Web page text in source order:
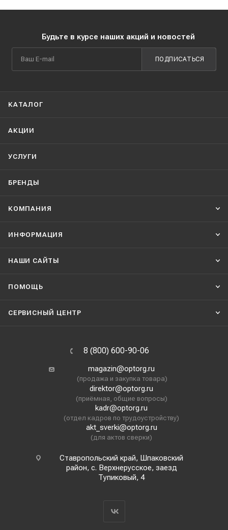
Будьте в курсе наших акций и новостей
ПОДПИСАТЬСЯ
КАТАЛОГ
АКЦИИ
УСЛУГИ
БРЕНДЫ
КОМПАНИЯ
ИНФОРМАЦИЯ
НАШИ CАЙТЫ
ПОМОЩЬ
СЕРВИСНЫЙ ЦЕНТР
8 (800) 600-90-06
magazin@optorg.ru
(продажа и закупка товара)
direktor@optorg.ru
(приёмная, общие вопросы)
kadr@optorg.ru
(отдел кадров по трудоустройству)
akt_sverki@optorg.ru
(для актов сверки)
Ставропольский край, Шпаковский
район, с. Верхнерусское, заезд
Тупиковый, 4